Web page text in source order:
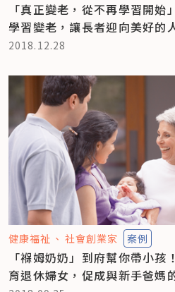
「真正變老，從不再學習開
學習變老，讓長者迎向美好的
2018.12.28
健康福祉 社會創業家 案例
「褓姆奶奶」到府幫你帶小
育退休婦女，促成與新手爸媽